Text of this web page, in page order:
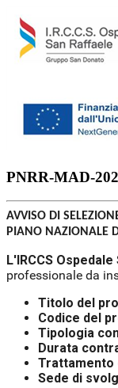
PNRR-MAD-
AVVISO DI
PIANO NAZIONALE
L'IRCCS
professionale da
Titolo del
Codice del
Tipologia
Durata
Trattamento
Sede di